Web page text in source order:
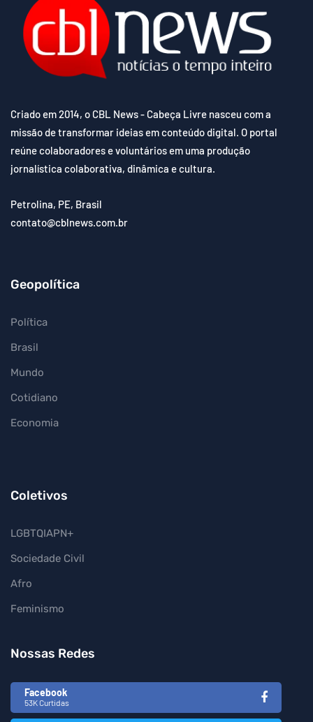
Criado em 2014, o CBL News - Cabeça Livre nasceu com a
missão de transformar ideias em conteúdo digital. O portal
reúne colaboradores e voluntários em uma produção
jornalística colaborativa, dinâmica e cultura.
Petrolina, PE, Brasil
contato@cblnews.com.br
Geopolítica
Política
Brasil
Mundo
Cotidiano
Economia
Coletivos
LGBTQIAPN+
Sociedade Civil
Afro
Feminismo
Nossas Redes
Facebook
53K Curtidas